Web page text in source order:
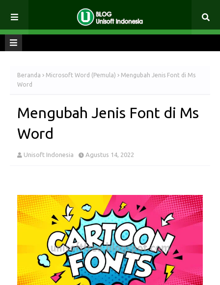
Beranda Microsoft Word (Pemula)
Mengubah Jenis Font di Ms
Word
Mengubah Jenis Font di Ms
Word
Unisoft Indonesia Agustus 14, 2022